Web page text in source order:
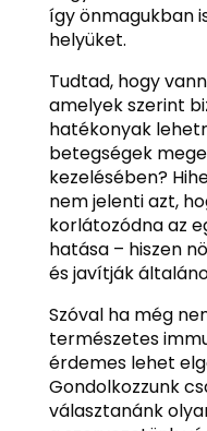
így önmagukban
helyüket.
Tudtad, hogy
amelyek szerint
hatékonyak
betegségek
kezelésében?
nem jelenti azt,
korlátozódna az
hatása – hiszen
és javítják
Szóval ha még
természetes
érdemes lehet
Gondolkozzunk
választanánk